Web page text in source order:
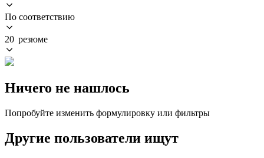
По соответствию
20 резюме
Ничего не нашлось
Попробуйте изменить формулировку или фильтры
Другие пользователи ищут